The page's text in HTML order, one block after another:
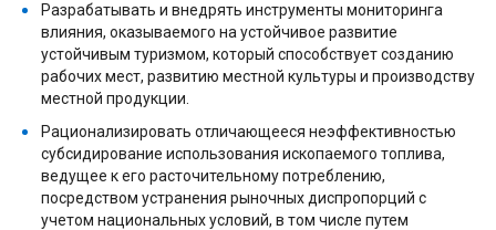
Разрабатывать и внедрять инструменты мониторинга
влияния, оказываемого на устойчивое развитие
устойчивым туризмом, который способствует созданию
рабочих мест, развитию местной культуры и производству
местной продукции.
Рационализировать отличающееся неэффективностью
субсидирование использования ископаемого топлива,
ведущее к его расточительному потреблению,
посредством устранения рыночных диспропорций с
учетом национальных условий, в том числе путем